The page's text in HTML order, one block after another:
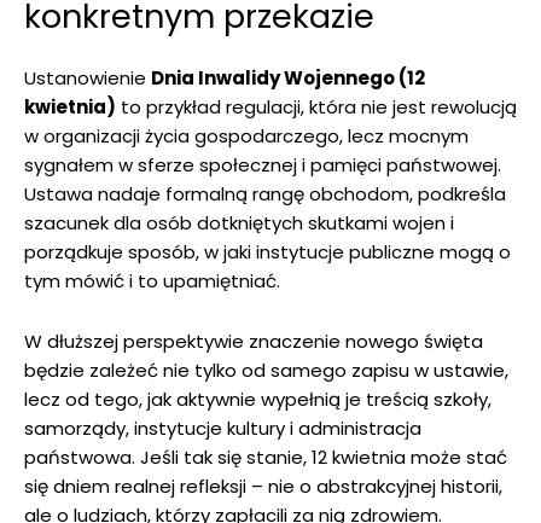
konkretnym przekazie
Ustanowienie Dnia Inwalidy Wojennego (12
kwietnia) to przykład regulacji, która nie jest rewolucją
w organizacji życia gospodarczego, lecz mocnym
sygnałem w sferze społecznej i pamięci państwowej.
Ustawa nadaje formalną rangę obchodom, podkreśla
szacunek dla osób dotkniętych skutkami wojen i
porządkuje sposób, w jaki instytucje publiczne mogą o
tym mówić i to upamiętniać.
W dłuższej perspektywie znaczenie nowego święta
będzie zależeć nie tylko od samego zapisu w ustawie,
lecz od tego, jak aktywnie wypełnią je treścią szkoły,
samorządy, instytucje kultury i administracja
państwowa. Jeśli tak się stanie, 12 kwietnia może stać
się dniem realnej refleksji – nie o abstrakcyjnej historii,
ale o ludziach, którzy zapłacili za nią zdrowiem.